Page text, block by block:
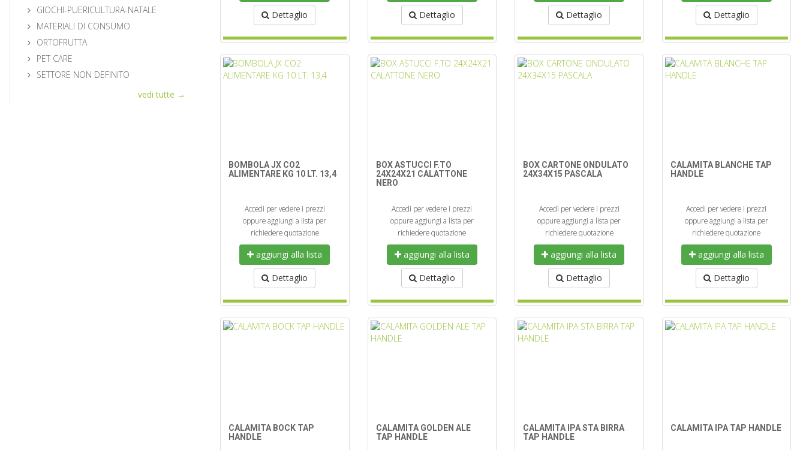
GIOCHI-PUERICULTURA-NATALE
MATERIALI DI CONSUMO
ORTOFRUTTA
PET CARE
SETTORE NON DEFINITO
vedi tutte →
Dettaglio Dettaglio Dettaglio Dettaglio
BOMBOLA JX CO2
ALIMENTARE KG 10 LT. 13,4
Accedi per vedere i prezzi
oppure aggiungi a lista per
richiedere quotazione
aggiungi alla lista
Dettaglio
BOX ASTUCCI F.TO
24X24X21 CALATTONE
NERO
Accedi per vedere i prezzi
oppure aggiungi a lista per
richiedere quotazione
aggiungi alla lista
Dettaglio
BOX CARTONE ONDULATO
24X34X15 PASCALA
Accedi per vedere i prezzi
oppure aggiungi a lista per
richiedere quotazione
aggiungi alla lista
Dettaglio
CALAMITA BLANCHE TAP
HANDLE
Accedi per vedere i prezzi
oppure aggiungi a lista per
richiedere quotazione
aggiungi alla lista
Dettaglio
CALAMITA BOCK TAP
HANDLE
CALAMITA GOLDEN ALE
TAP HANDLE
CALAMITA IPA STA BIRRA
TAP HANDLE
CALAMITA IPA TAP HANDLE